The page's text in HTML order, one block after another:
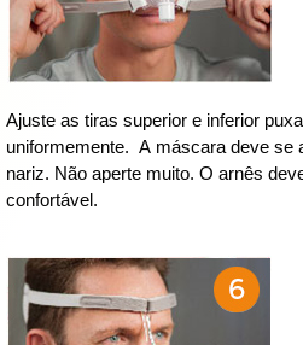
Ajuste as tiras superior e inferior
uniformemente. A máscara deve se
nariz. Não aperte muito. O arnês
confortável.